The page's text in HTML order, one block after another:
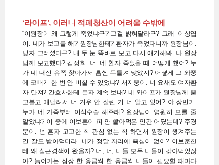
‘라이프’, 이러니 적폐청산이 어려울 수밖에
“이원장이 왜 그렇게 죽었냐구? 그걸 밝혀달라구? 그래. 이상엽
이. 네가 보고를 해? 원장님한테? 환자가 죽었다니까 원장님이.
덮자 그러셨다구? 내 두 눈 똑바로 보고 다시 얘기해봐. 나 원장
님께 보고했다? 김정희. 너. 네 환자 죽었을 때 어떻게 했어? 누
가 네 대신 유족 찾아가서 흠씬 두들겨 맞았지? 어떻게 그 와중
에 코빼기 한 번 안 비칠 수 있었냐? 서지웅이. 너 요새도 여자환
자 만져? 간호사한테 문자 계속 보내? 네 와이프가 원장님께 울
고불고 매달려서 너 겨우 안 잘린 거 너 알고 있어? 야 장민기.
누가 네 가족부터 이식수술 해주래? 원장님이 영원히 모를 줄
알았냐? 이 중에 이보훈이 피 안 빨아먹은 인간 어딨는데? 주경
문이. 넌 혼자 고고한 척 관심 없는 척 하면서 원장이 챙겨주는
건 잘도 받아먹더라. 네가 정말 자리에 욕심이 없어? 이보훈한
테 왜 심근경색이 왔을까? 너, 너, 니들 모두 니들이 갉아먹었잖
아? 늙어가는 심장 한 웅큼씩 한 웅큼씩 니들이 필요할 때마다